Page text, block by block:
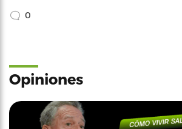
0
Opiniones